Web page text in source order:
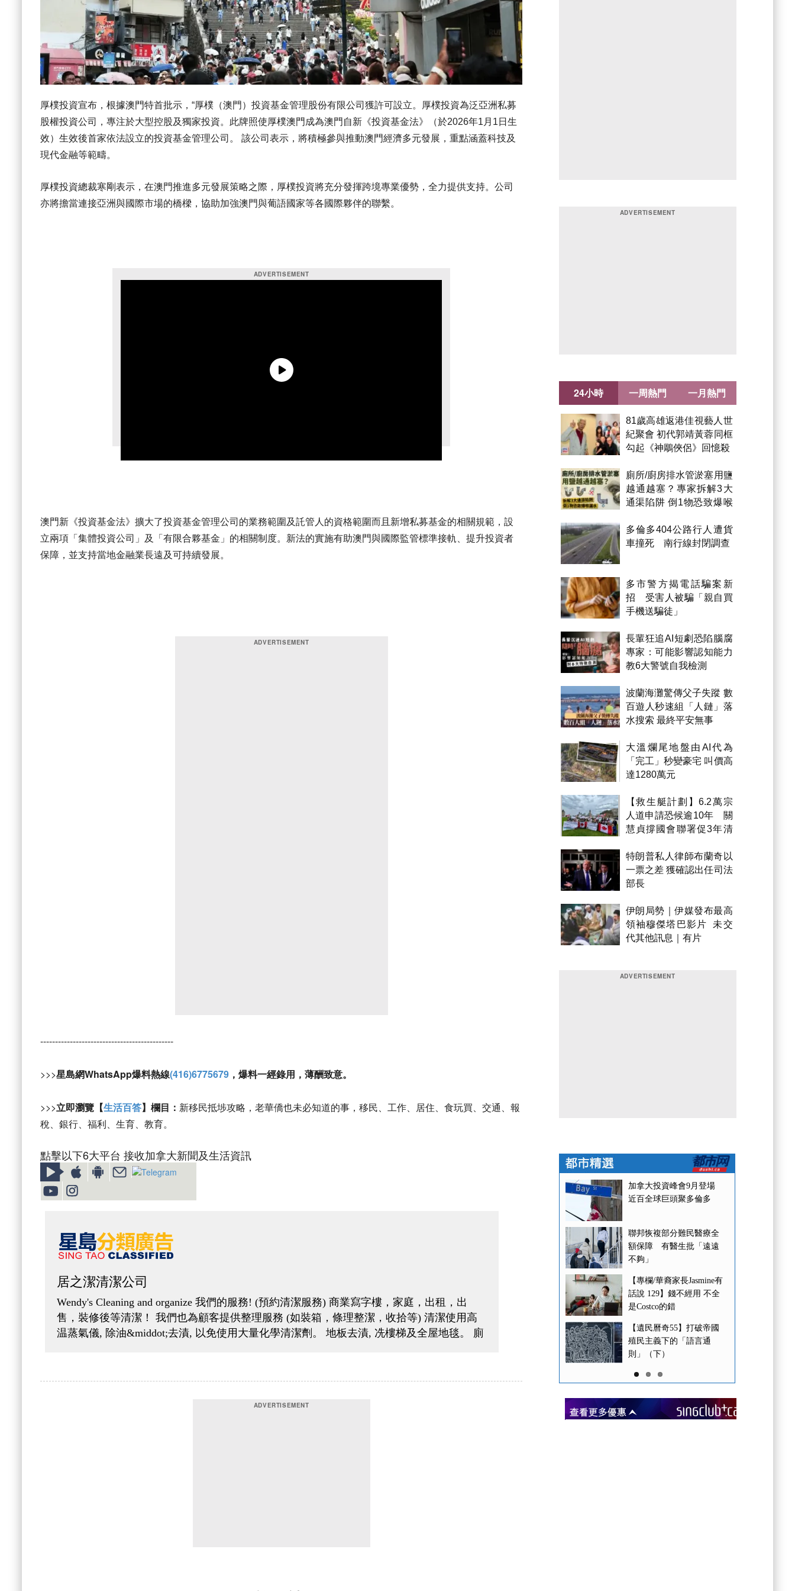
厚樸投資宣布，根據澳門特首批示，“厚樸（澳門）投資基金管理股份有限公司獲許可設立。厚樸投資為泛亞洲私募
股權投資公司，專注於大型控股及獨家投資。此牌照使厚樸澳門成為澳門自新《投資基金法》（於2026年1月1日生
效）生效後首家依法設立的投資基金管理公司。 該公司表示，將積極參與推動澳門經濟多元發展，重點涵蓋科技及
現代金融等範疇。
厚樸投資總裁寒剛表示，在澳門推進多元發展策略之際，厚樸投資將充分發揮跨境專業優勢，全力提供支持。公司
亦將擔當連接亞洲與國際市場的橋樑，協助加強澳門與葡語國家等各國際夥伴的聯繫。
澳門新《投資基金法》擴大了投資基金管理公司的業務範圍及託管人的資格範圍而且新增私募基金的相關規範，設
立兩項「集體投資公司」及「有限合夥基金」的相關制度。新法的實施有助澳門與國際監管標準接軌、提升投資者
保障，並支持當地金融業長遠及可持續發展。
---------------------------------------------
>>>星島網WhatsApp爆料熱線(416)6775679 ，爆料一經錄用，薄酬致意。
>>>立即瀏覽【生活百答】欄目： 新移民抵埗攻略，老華僑也未必知道的事，移民、工作、居住、食玩買、交通、報
稅、銀行、福利、生育、教育。
點擊以下6大平台 接收加拿大新聞及生活資訊
24小時
81歲高雄返港佳視藝人世
紀聚會 初代郭靖黃蓉同框
勾起《神鵰俠侶》回憶殺
廁所/廚房排水管淤塞用鹽
越通越塞？專家拆解3大
通渠陷阱 倒1物恐致爆喉
多倫多404公路行人遭貨
車撞死 南行線封閉調查
多市警方揭電話騙案新
招 受害人被騙「親自買
手機送騙徒」
長輩狂追AI短劇恐陷腦腐
專家：可能影響認知能力
教6大警號自我檢測
波蘭海灘驚傳父子失蹤 數
百遊人秒速組「人鏈」落
水搜索 最終平安無事
大溫爛尾地盤由AI代為
「完工」秒變豪宅 叫價高
達1280萬元
【救生艇計劃】6.2萬宗
人道申請恐候逾10年 關
慧貞撐國會聯署促3年清
特朗普私人律師布蘭奇以
一票之差 獲確認出任司法
部長
伊朗局勢｜伊媒發布最高
領袖穆傑塔巴影片 未交
代其他訊息｜有片
一周熱門 一月熱門